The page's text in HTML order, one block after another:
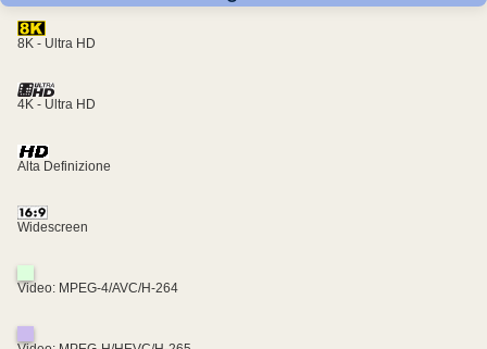
8K - Ultra HD
4K - Ultra HD
Alta Definizione
Widescreen
Video: MPEG-4/AVC/H-264